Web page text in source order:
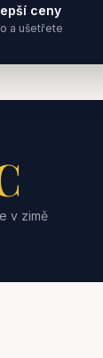
ceny
a ušetřete
v zimě